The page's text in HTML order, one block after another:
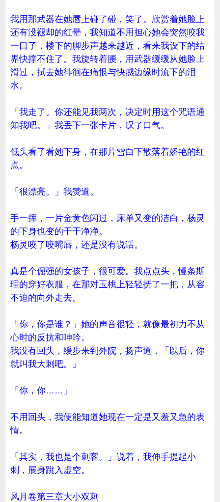
我用那武器在她唇上碰了碰，笑了。欣赏着她脸上
还有没褪却的红晕，我知道不用担心她会突然咬我
一口了，楼下的脚步声越来越近，看来我设下的结
界快撑不住了。我旋转着腰，用武器缓缓从她脸上
滑过，拭去她徘徊在痛恨与快感边缘时流下的泪
水。
「我走了。你还能见我两次，决定时用这个咒语通
知我吧。」我丢下一张卡片，叹了口气。
低头看了看她下身，在那片雪白下散落着娇艳的红
点。
「很漂亮。」我赞道。
手一挥，一片金黄色闪过，床单又变的洁白，杨灵
的下身也变的干干净净。
杨灵咬了咬嘴唇，还是没有说话。
真是个倔强的女孩子，很可爱。我点点头，慢条斯
理的穿好衣服，在那对玉桃上轻轻抚了一把，从容
不迫的向外走去。
「你，你是谁？」她的声音很轻，就像最初力不从
心时的反抗和呻吟。
我没有回头，缓步来到外院，扬声道，「以后，你
就叫我大刺吧。」
「你，你……」
不用回头，我便能知道她现在一定是又羞又急的表
情。
「其实，我也是个刺客。」说着，我伸手提起小
刺，展身跳入虚空。
风月卷第三章大小双刺